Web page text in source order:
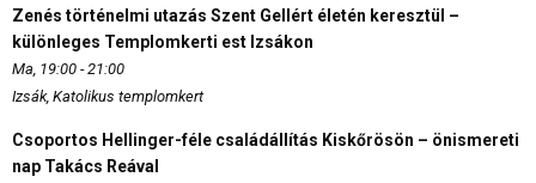
Zenés történelmi utazás Szent Gellért életén keresztül –
különleges Templomkerti est Izsákon
Ma, 19:00 - 21:00
Izsák, Katolikus templomkert
Csoportos Hellinger-féle családállítás Kiskőrösön – önismereti
nap Takács Reával